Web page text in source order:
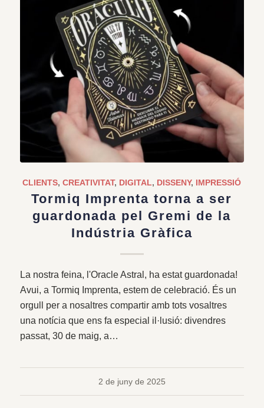
CLIENTS,CREATIVITAT, DIGITAL, DISSENY, IMPRESSIÓ
Tormiq Imprenta torna a ser
guardonada pel Gremi de la
Indústria Gràfica
La nostra feina, l'Oracle Astral, ha estat guardonada!
Avui, a Tormiq Imprenta, estem de celebració. És un
orgull per a nosaltres compartir amb tots vosaltres
una notícia que ens fa especial il·lusió: divendres
passat, 30 de maig, a…
2 de juny de 2025